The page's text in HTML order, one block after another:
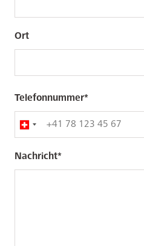
Ort
Telefonnummer
Nachricht